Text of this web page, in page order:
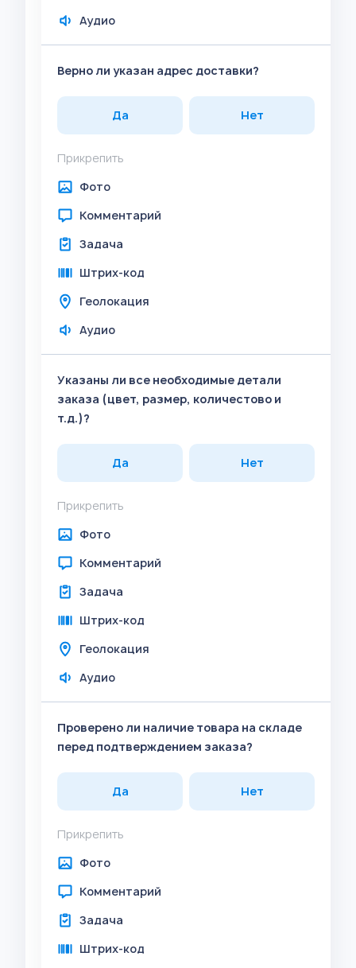
Аудио
Верно ли указан адрес доставки?
Да Нет
Прикрепить
Фото
Комментарий
Задача
Штрих-код
Геолокация
Аудио
Указаны ли все необходимые детали
заказа (цвет, размер, количестово и
т.д.)?
Да Нет
Прикрепить
Фото
Комментарий
Задача
Штрих-код
Геолокация
Аудио
Проверено ли наличие товара на складе
перед подтверждением заказа?
Да Нет
Прикрепить
Фото
Комментарий
Задача
Штрих-код